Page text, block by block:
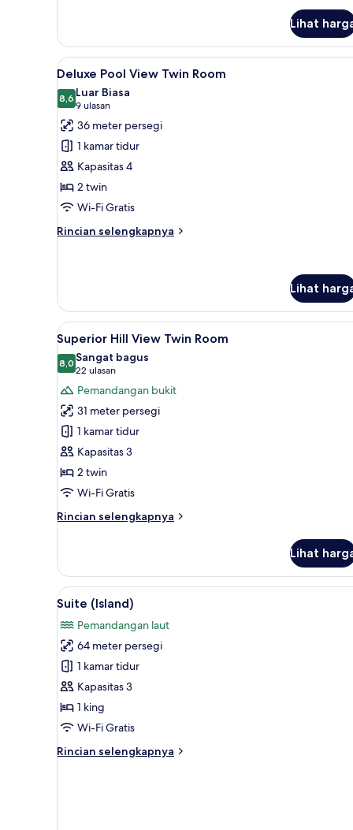
Panoramic
Sea
View
King
Room
Lihat
Lihat
semua
foto
untuk
Deluxe
Pool
View
Twin
Room
Deluxe Pool View Twin
6
Deluxe Pool View Twin Room
8,68,6 dari 10
Luar Biasa
9 ulasan
(9
ulasan)
36 meter persegi
1 kamar tidur
Kapasitas 4
2 twin
Wi-Fi Gratis
Rincian selengkapnya
Rincian
Pool
View
Twin
Room
Lihat
Lihat
semua
foto
untuk
Superior
Hill
View
Twin
Room
Superior Hill View Twin
6
Superior Hill View Twin Room
8,08,0 dari 10
Sangat bagus
22 ulasan
(22
ulasan)
Pemandangan bukit
31 meter persegi
1 kamar tidur
Kapasitas 3
2 twin
Wi-Fi Gratis
Rincian selengkapnya
Rincian
Superior
Hill
View
Room
Lihat
Lihat
semua
foto
untuk
Suite
(Island)
Suite (Island) | Seprai
7
Suite (Island)
Pemandangan laut
64 meter persegi
1 kamar tidur
Kapasitas 3
1 king
Wi-Fi Gratis
Rincian selengkapnya
Rincian